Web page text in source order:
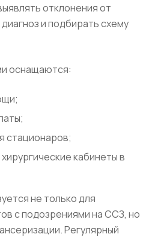
отклонения от
и подбирать схему
оснащаются:
стационаров;
кабинеты в
не только для
с подозрениями на ССЗ, но
Регулярный